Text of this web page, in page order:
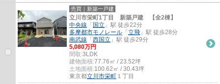
件で、夢のマイホーム生活を送りませんか！...
売買｜新築一戸建
立川市栄町1丁目 新築戸建 【全2棟】
中央線 「 国立 」駅 徒歩22分
多摩都市モノレール 「 立飛 」駅 徒歩28分
南武線 「 西国立 」駅 徒歩29分
5,080万円
間取:3LDK
建物面積:77.76㎡ / 23.52坪
土地面積:100.62㎡ / 30.43坪
東京都立川市栄町 １丁目